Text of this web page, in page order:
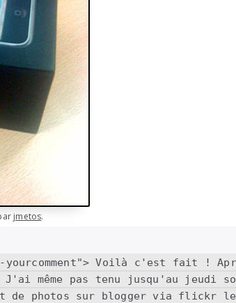
jmetos.
Voilà c'est fait !
même pas tenu jusqu'au jeudi
de photos sur blogger via flickr